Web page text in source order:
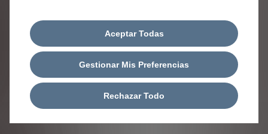
por el importe de la eventual ayuda Plan Auto+ al
momento en el que previsiblemente ya hayas
podido percibir ese importe en caso de que haya
sido concedido, minorando así el resto de cuotas.
Ver condiciones legales
Gestionar Mis Preferencias
Aceptar Todas
Rechazar Todo